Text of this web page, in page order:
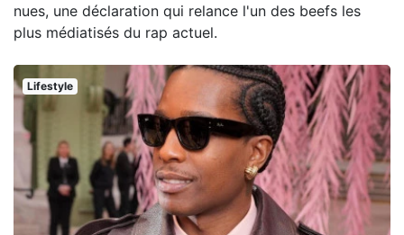
nues, une déclaration qui relance l'un des beefs les
plus médiatisés du rap actuel.
Lifestyle